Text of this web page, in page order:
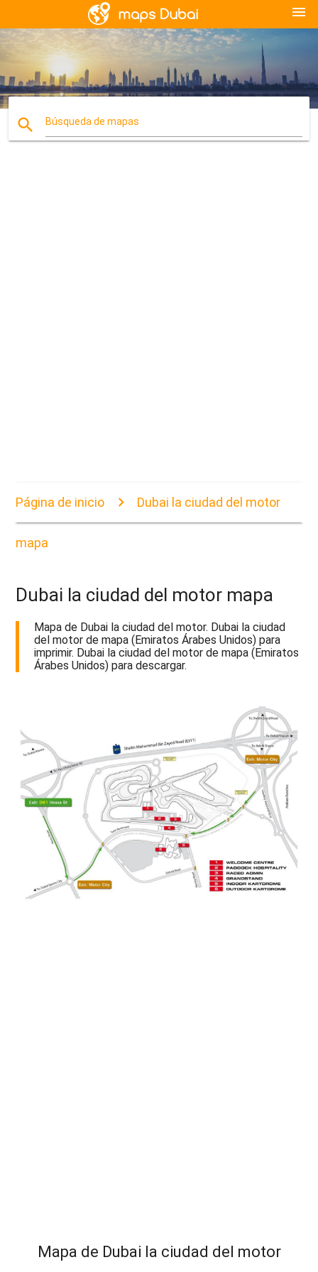
menu
search Búsqueda de mapas
Página de inicio Dubai la ciudad del motor
mapa
Dubai la ciudad del motor mapa
Mapa de Dubai la ciudad del motor. Dubai la ciudad
del motor de mapa (Emiratos Árabes Unidos) para
imprimir. Dubai la ciudad del motor de mapa (Emiratos
Árabes Unidos) para descargar.
Mapa de Dubai la ciudad del motor